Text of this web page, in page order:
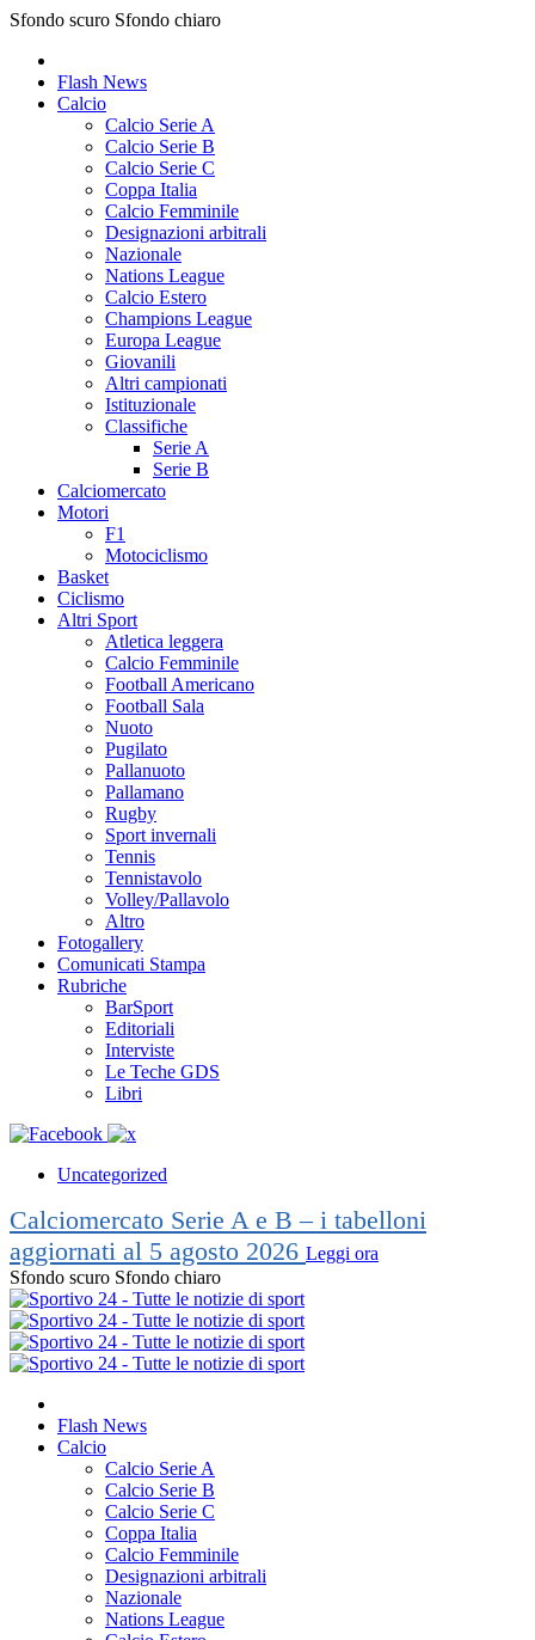
Sfondo scuro Sfondo chiaro
Flash News
Calcio
Calcio Serie A
Calcio Serie B
Calcio Serie C
Coppa Italia
Calcio Femminile
Designazioni arbitrali
Nazionale
Nations League
Calcio Estero
Champions League
Europa League
Giovanili
Altri campionati
Istituzionale
Classifiche
Serie A
Serie B
Calciomercato
Motori
F1
Motociclismo
Basket
Ciclismo
Altri Sport
Atletica leggera
Calcio Femminile
Football Americano
Football Sala
Nuoto
Pugilato
Pallanuoto
Pallamano
Rugby
Sport invernali
Tennis
Tennistavolo
Volley/Pallavolo
Altro
Fotogallery
Comunicati Stampa
Rubriche
BarSport
Editoriali
Interviste
Le Teche GDS
Libri
Uncategorized
Calciomercato Serie A e B – i tabelloni
aggiornati al 5 agosto 2026 Leggi ora
Sfondo scuro Sfondo chiaro
Flash News
Calcio
Calcio Serie A
Calcio Serie B
Calcio Serie C
Coppa Italia
Calcio Femminile
Designazioni arbitrali
Nazionale
Nations League